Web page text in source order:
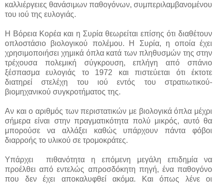
καλλιέργειες θανάσιμων παθογόνων, συμπεριλαμβανομένου
του ιού της ευλογιάς.
Η Βόρεια Κορέα και η Συρία θεωρείται επίσης ότι διαθέτουν
οπλοστάσιο βιολογικού πολέμου. Η Συρία, η οποία έχει
χρησιμοποιήσει χημικά όπλα κατά των πληθυσμών της στην
τρέχουσα πολεμική σύγκρουση, επλήγη από σπάνιο
ξέσπασμα ευλογιάς το 1972 και πιστεύεται ότι έκτοτε
διατηρεί στελέχη του ιού εντός του στρατιωτικού-
βιομηχανικού συγκροτήματος της.
Αν και ο αριθμός των περιστατικών με βιολογικά όπλα μέχρι
σήμερα είναι στην πραγματικότητα πολύ μικρός, αυτό θα
μπορούσε να αλλάξει καθώς υπάρχουν πάντα φόβοι
διαρροής το υλικού σε τρομοκράτες.
Υπάρχει πιθανότητα η επόμενη μεγάλη επιδημία να
προέλθει από εντελώς απροσδόκητη πηγή, ένα παθογόνο
που δεν έχει αποκαλυφθεί ακόμα. Και όπως λένε οι